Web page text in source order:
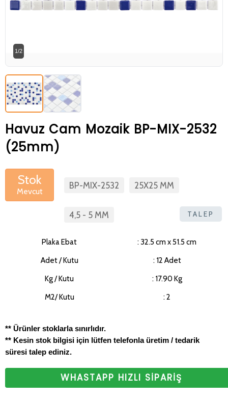
1/2
Havuz Cam Mozaik BP-MIX-2532
(25mm)
Stok
Mevcut
BP-MIX-2532 25X25 MM
4,5 - 5 MM TALEP
Plaka Ebat
: 32.5 cm x 51.5 cm
Adet / Kutu
: 12 Adet
Kg / Kutu
: 17.90 Kg
M2/ Kutu
: 2
** Ürünler stoklarla sınırlıdır.
** Kesin stok bilgisi için lütfen telefonla üretim / tedarik
süresi talep ediniz.
WHASTAPP HIZLI SİPARİŞ
vermeniz faydalı olacaktır.